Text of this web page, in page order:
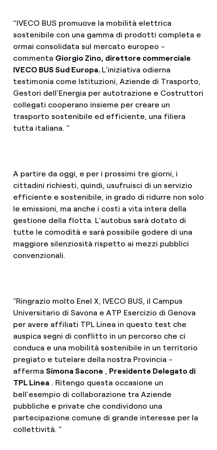
“IVECO BUS promuove la mobilità elettrica
sostenibile con una gamma di prodotti completa e
ormai consolidata sul mercato europeo -
commenta Giorgio Zino, direttore commerciale
IVECO BUS Sud Europa. L'iniziativa odierna
testimonia come Istituzioni, Aziende di Trasporto,
Gestori dell'Energia per autotrazione e Costruttori
collegati cooperano insieme per creare un
trasporto sostenibile ed efficiente, una filiera
tutta italiana. ”
A partire da oggi, e per i prossimi tre giorni, i
cittadini richiesti, quindi, usufruisci di un servizio
efficiente e sostenibile, in grado di ridurre non solo
le emissioni, ma anche i costi a vita intera della
gestione della flotta. L'autobus sarà dotato di
tutte le comodità e sarà possibile godere di una
maggiore silenziosità rispetto ai mezzi pubblici
convenzionali.
"Ringrazio molto Enel X, IVECO BUS, il Campus
Universitario di Savona e ATP Esercizio di Genova
per avere affiliati TPL Linea in questo test che
auspica segni di conflitto in un percorso che ci
conduca e una mobilità sostenibile in un territorio
pregiato e tutelare della nostra Provincia -
afferma Simona Sacone , Presidente Delegato di
TPL Linea . Ritengo questa occasione un
bell'esempio di collaborazione tra Aziende
pubbliche e private che condividono una
partecipazione comune di grande interesse per la
collettività. "